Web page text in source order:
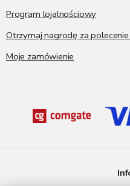
Program lojalnościowy
Otrzymaj nagrodę za
Moje zamówienie